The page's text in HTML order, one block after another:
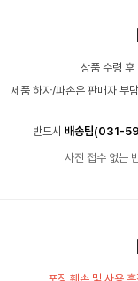
상품 수령 후
제품 하자/파손은 판매자 부담,
반드시 배송팀(031-
사전 접수 없는